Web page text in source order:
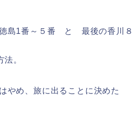
徳島1番～５番 と 最後の香川８
。
め、旅に出ることに決めた